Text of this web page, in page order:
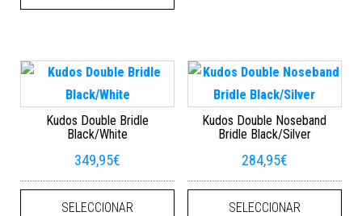
Kudos Double Bridle
Black/White
349,95€
SELECCIONAR
Este producto tiene múltiples
Kudos Double Noseband
Bridle Black/Silver
284,95€
SELECCIONAR